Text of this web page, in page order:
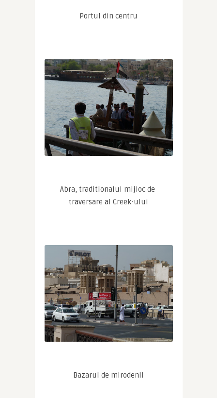
Portul din centru
Abra, traditionalul mijloc de
traversare al Creek-ului
Bazarul de mirodenii